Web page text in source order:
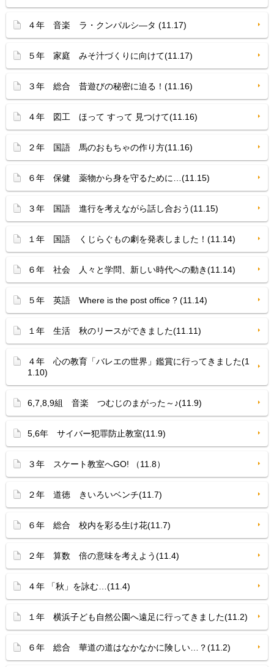
４年 音楽 ラ・クンパルシ—タ (11.17)
５年 家庭 みそ汁づくりに向けて(11.17)
３年 総合 昔遊びの秘密に迫る！(11.16)
４年 図工 ほって すって 見つけて(11.16)
２年 国語 馬のおもちゃの作り方(11.16)
６年 保健 薬物から身を守るために…(11.15)
３年 国語 進行を考えながら話し合おう(11.15)
１年 国語 くじらぐもの劇を発表しました！(11.14)
６年 社会 人々と学問、新しい時代への動き(11.14)
５年 英語 Where is the post office ? (11.14)
１年 生活 秋のリースができました(11.11)
４年 心の教育「バレエの世界」鑑賞に行ってきました(1
1.10)
6,7,8,9組 音楽 つむじのまがった～♪(11.9)
5,6年 サイバー犯罪防止教室(11.9)
３年 スケート教室へGO! （11.8）
２年 道徳 きいろいベンチ(11.7)
６年 総合 校内を彩る生け花(11.7)
２年 算数 倍の意味を考えよう(11.4)
４年 「秋」を詠む…(11.4)
１年 横浜子ども自然公園へ遠足に行ってきました(11.2)
６年 総合 華道の道はなかなかに険しい…？(11.2)